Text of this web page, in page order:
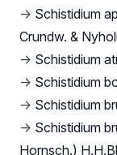
→ Schistidium
Crundw. &
→ Schistidium
→ Schistidium
→ Schistidium
→ Schistidium
Hornsch.)